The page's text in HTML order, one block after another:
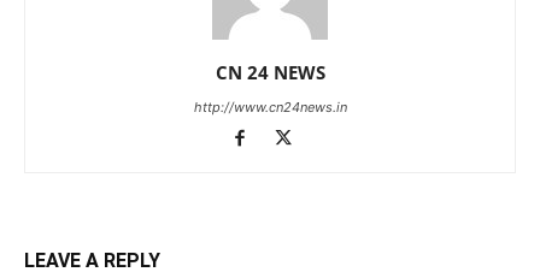
CN 24 NEWS
http://www.cn24news.in
LEAVE A REPLY